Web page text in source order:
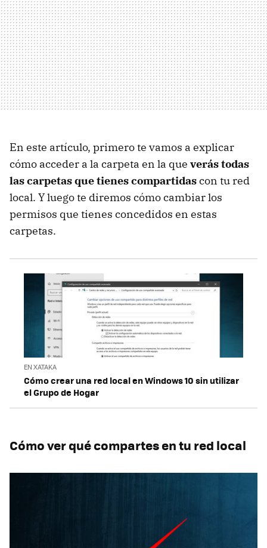
En este artículo, primero te vamos a explicar
cómo acceder a la carpeta en la que verás todas
las carpetas que tienes compartidascon tu red
local. Y luego te diremos cómo cambiar los
permisos que tienes concedidos en estas
carpetas.
EN XATAKA
Cómo crear una red local en Windows 10 sin utilizar
el Grupo de Hogar
Cómo ver qué compartes en tu red local